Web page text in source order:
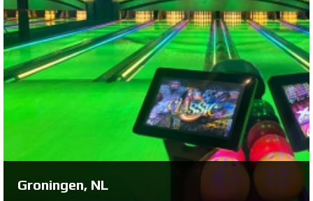
Hemsedal, NO
Groningen, NL